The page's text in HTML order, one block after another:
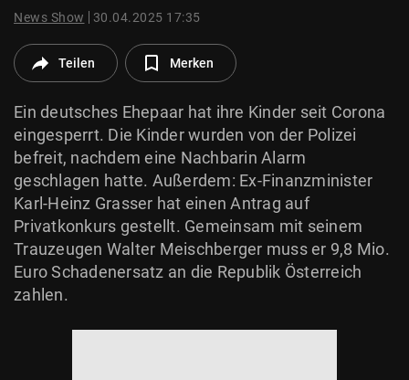
© Krone Multimedia GmbH & Co KG 2026
News Show 30.04.2025 17:35
Teilen Merken
Ein deutsches Ehepaar hat ihre Kinder seit Corona
eingesperrt. Die Kinder wurden von der Polizei
befreit, nachdem eine Nachbarin Alarm
geschlagen hatte. Außerdem: Ex-Finanzminister
Karl-Heinz Grasser hat einen Antrag auf
Privatkonkurs gestellt. Gemeinsam mit seinem
Trauzeugen Walter Meischberger muss er 9,8 Mio.
Euro Schadenersatz an die Republik Österreich
zahlen.